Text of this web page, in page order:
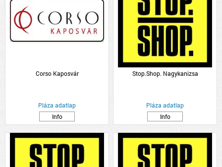
Corso Kaposvár
Pláza adatlap
Info
Stop.Shop. Nagykanizsa
Pláza adatlap
Info